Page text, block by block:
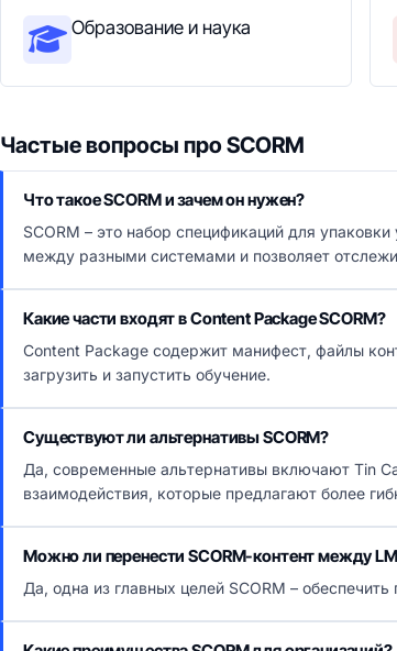
Образование и наука
Частые вопросы про SCORM
Что такое SCORM и зачем он нужен?
SCORM – это набор спецификаций для
между разными системами и позволяет
Какие части входят в Content Package SCORM?
Content Package содержит манифест, файлы
загрузить и запустить обучение.
Существуют ли альтернативы SCORM?
Да, современные альтернативы включают Tin
взаимодействия, которые предлагают более
Можно ли перенести SCORM-контент между
Да, одна из главных целей SCORM –